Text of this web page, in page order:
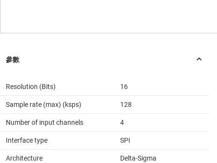
Resolution (Bits) 16
Sample rate (max) (ksps) 128
Number of input channels 4
Interface type SPI
Architecture Delta-Sigma